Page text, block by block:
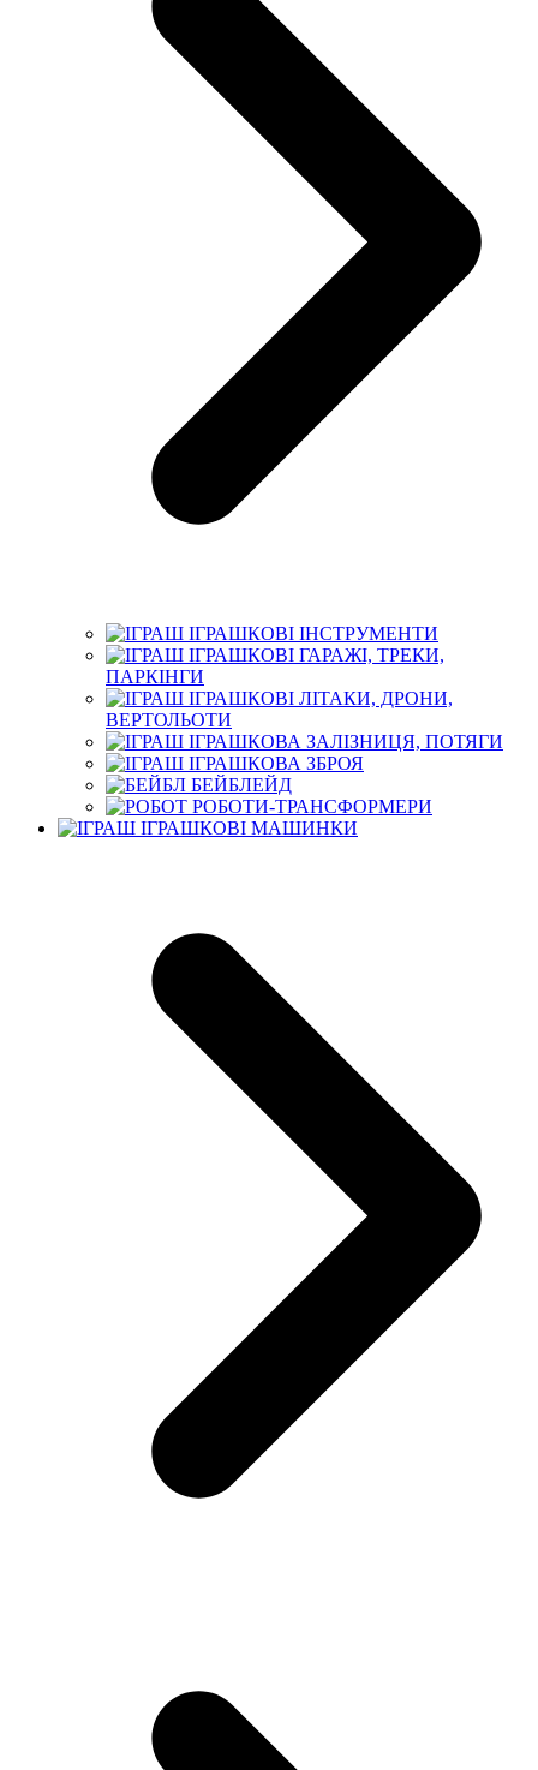
ІГРАШКОВІ ІНСТРУМЕНТИ
ІГРАШКОВІ ГАРАЖІ, ТРЕКИ,
ПАРКІНГИ
ІГРАШКОВІ ЛІТАКИ, ДРОНИ,
ВЕРТОЛЬОТИ
ІГРАШКОВА ЗАЛІЗНИЦЯ, ПОТЯГИ
ІГРАШКОВА ЗБРОЯ
БЕЙБЛЕЙД
РОБОТИ-ТРАНСФОРМЕРИ
ІГРАШКОВІ МАШИНКИ